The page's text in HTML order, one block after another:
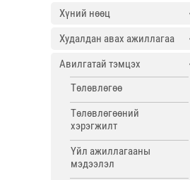
Хүний нөөц
Худалдан авах ажиллагаа
Авилгатай тэмцэх
Төлөвлөгөө
Төлөвлөгөөний
хэрэгжилт
Үйл ажиллагааны
мэдээлэл